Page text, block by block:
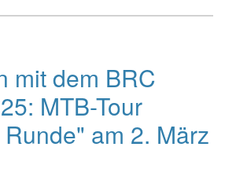
mit dem BRC
MTB-Tour
am 2. März